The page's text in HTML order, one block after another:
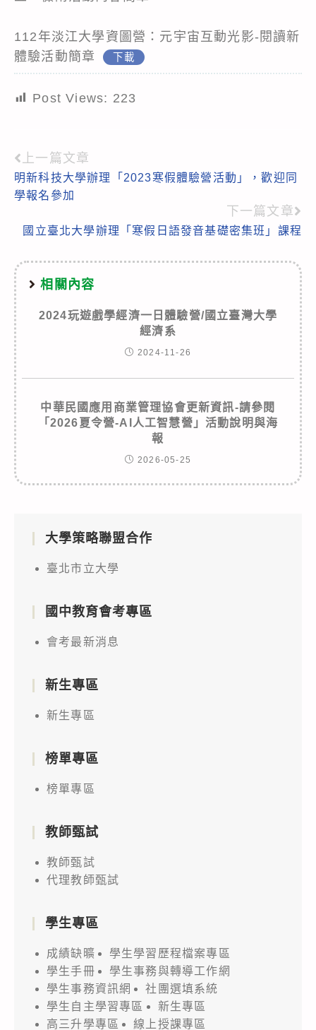
112年淡江大學資圖營：元宇宙互動光影-閱讀新
體驗活動簡章
下載
Post Views: 223
Read
more
上一篇文章
明新科技大學辦理「2023寒假體驗營活動」，歡迎同
學報名參加
下一篇文章
國立臺北大學辦理「寒假日語發音基礎密集班」課程
相關內容
2024玩遊戲學經濟一日體驗營/國立臺灣大學
經濟系
2024-11-26
中華民國應用商業管理協會更新資訊-請參閱
「2026夏令營-AI人工智慧營」活動說明與海
報
2026-05-25
大學策略聯盟合作
臺北市立大學
國中教育會考專區
會考最新消息
新生專區
新生專區
榜單專區
榜單專區
教師甄試
教師甄試
代理教師甄試
學生專區
成績缺曠
學生學習歷程檔案專區
學生手冊
學生事務與轉導工作網
學生事務資訊網
社團選填系統
學生自主學習專區
新生專區
高三升學專區
線上授課專區